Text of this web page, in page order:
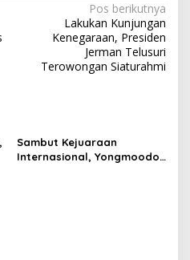
Pos berikutnya
Lakukan Kunjungan
Kenegaraan, Presiden
Jerman Telusuri
Terowongan Siaturahmi
Sambut Kejuaraan
Internasional, Yongmoodo